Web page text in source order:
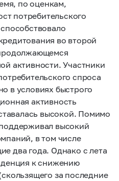
по оценкам,
потребительского
во второй
активности. Участники
спроса
в условиях быстрого
активность
высокой. Помимо
высокий
в том числе
два года. Однако с лета
к снижению
за последние